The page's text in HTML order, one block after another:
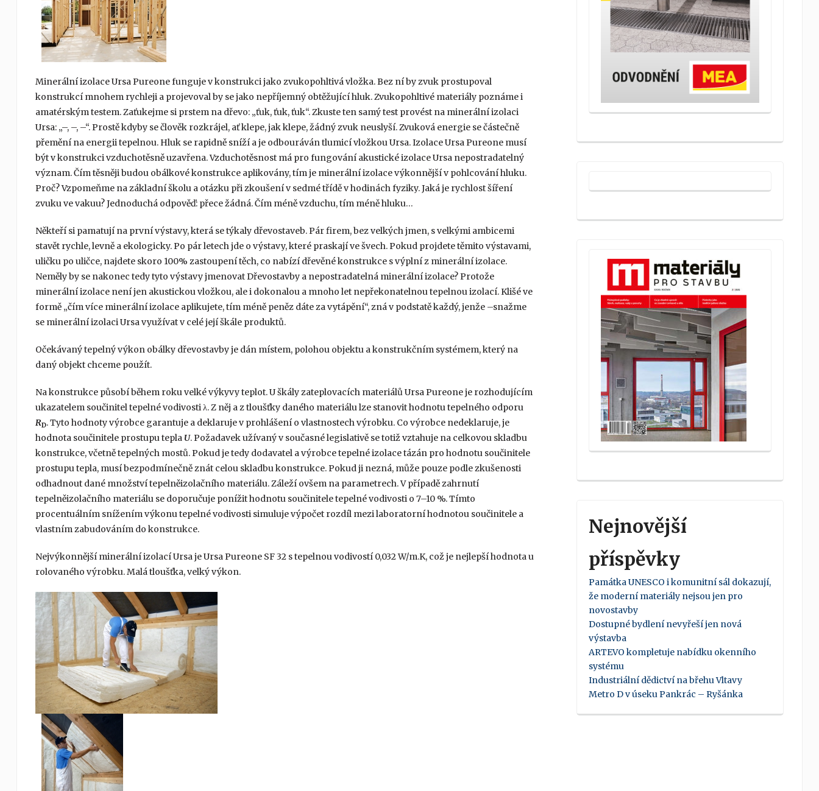
Minerální izolace Ursa Pureone funguje v konstrukci jako zvukopohltivá vložka. Bez ní by zvuk prostupoval
konstrukcí mnohem rychleji a projevoval by se jako nepříjemný obtěžující hluk. Zvukopohltivé materiály poznáme i
amatérským testem. Zaťukejme si prstem na dřevo: „ťuk, ťuk, ťuk“. Zkuste ten samý test provést na minerální izolaci
Ursa: „–, –, –“. Prostě kdyby se člověk rozkrájel, ať klepe, jak klepe, žádný zvuk neuslyší. Zvuková energie se částečně
přemění na energii tepelnou. Hluk se rapidně sníží a je odbouráván tlumicí vložkou Ursa. Izolace Ursa Pureone musí
být v konstrukci vzduchotěsně uzavřena. Vzduchotěsnost má pro fungování akustické izolace Ursa nepostradatelný
význam. Čím těsněji budou obálkové konstrukce aplikovány, tím je minerální izolace výkonnější v pohlcování hluku.
Proč? Vzpomeňme na základní školu a otázku při zkoušení v sedmé třídě v hodinách fyziky. Jaká je rychlost šíření
zvuku ve vakuu? Jednoduchá odpověď: přece žádná. Čím méně vzduchu, tím méně hluku…
Někteří si pamatují na první výstavy, která se týkaly dřevostaveb. Pár firem, bez velkých jmen, s velkými ambicemi
stavět rychle, levně a ekologicky. Po pár letech jde o výstavy, které praskají ve švech. Pokud projdete těmito výstavami,
uličku po uličce, najdete skoro 100% zastoupení těch, co nabízí dřevěné konstrukce s výplní z minerální izolace.
Neměly by se nakonec tedy tyto výstavy jmenovat Dřevostavby a nepostradatelná minerální izolace? Protože
minerální izolace není jen akustickou vložkou, ale i dokonalou a mnoho let nepřekonatelnou tepelnou izolací. Klišé ve
formě „čím více minerální izolace aplikujete, tím méně peněz dáte za vytápění“, zná v podstatě každý, jenže –snažme
se minerální izolaci Ursa využívat v celé její škále produktů.
Očekávaný tepelný výkon obálky dřevostavby je dán místem, polohou objektu a konstrukčním systémem, který na
daný objekt chceme použít.
Na konstrukce působí během roku velké výkyvy teplot. U škály zateplovacích materiálů Ursa Pureone je rozhodujícím
ukazatelem součinitel tepelné vodivosti λ. Z něj a z tloušťky daného materiálu lze stanovit hodnotu tepelného odporu
RD. Tyto hodnoty výrobce garantuje a deklaruje v prohlášení o vlastnostech výrobku. Co výrobce nedeklaruje, je
hodnota součinitele prostupu tepla U. Požadavek užívaný v současné legislativě se totiž vztahuje na celkovou skladbu
konstrukce, včetně tepelných mostů. Pokud je tedy dodavatel a výrobce tepelné izolace tázán pro hodnotu součinitele
prostupu tepla, musí bezpodmínečně znát celou skladbu konstrukce. Pokud ji nezná, může pouze podle zkušenosti
odhadnout dané množství tepelněizolačního materiálu. Záleží ovšem na parametrech. V případě zahrnutí
tepelněizolačního materiálu se doporučuje ponížit hodnotu součinitele tepelné vodivosti o 7–10 %. Tímto
procentuálním snížením výkonu tepelné vodivosti simuluje výpočet rozdíl mezi laboratorní hodnotou součinitele a
vlastním zabudováním do konstrukce.
Nejvýkonnější minerální izolací Ursa je Ursa Pureone SF 32 s tepelnou vodivostí 0,032 W/m.K, což je nejlepší hodnota u
rolovaného výrobku. Malá tloušťka, velký výkon.
Nejnovější
příspěvky
Památka UNESCO i komunitní sál dokazují,
že moderní materiály nejsou jen pro
novostavby
Dostupné bydlení nevyřeší jen nová
výstavba
ARTEVO kompletuje nabídku okenního
systému
Industriální dědictví na břehu Vltavy
Metro D v úseku Pankrác – Ryšánka